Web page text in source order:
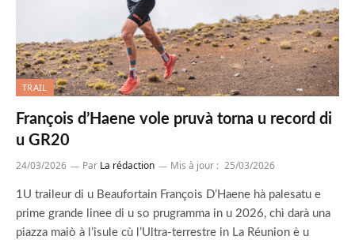
TRAIL
François d’Haene vole pruvà torna u record di
u GR20
24/03/2026 Par La rédaction Mis à jour : 25/03/2026
1U traileur di u Beaufortain François D’Haene hà palesatu e
prime grande linee di u so prugramma in u 2026, chì darà una
piazza maiò à l’isule cù l’Ultra-terrestre in La Réunion è u